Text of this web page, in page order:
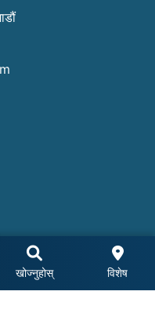
खोज्नुहोस् विशेष